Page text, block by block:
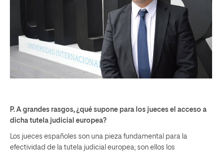
P. A grandes rasgos, ¿qué supone para los jueces el acceso a
dicha tutela judicial europea?
Los jueces españoles son una pieza fundamental para la
efectividad de la tutela judicial europea; son ellos los